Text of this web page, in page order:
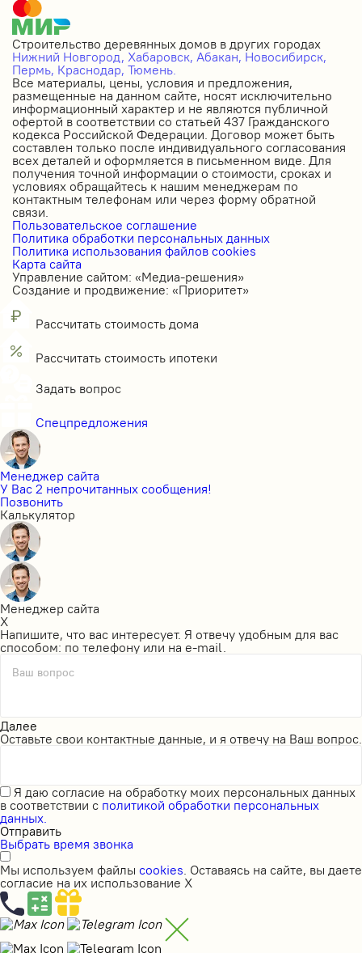
Строительство деревянных домов в других городах
Нижний Новгород, Хабаровск, Абакан, Новосибирск,
Пермь, Краснодар, Тюмень.
Все материалы, цены, условия и предложения,
размещенные на данном сайте, носят исключительно
информационный характер и не являются публичной
офертой в соответствии со статьей 437 Гражданского
кодекса Российской Федерации. Договор может быть
составлен только после индивидуального согласования
всех деталей и оформляется в письменном виде. Для
получения точной информации о стоимости, сроках и
условиях обращайтесь к нашим менеджерам по
контактным телефонам или через форму обратной
связи.
Пользовательское соглашение
Политика обработки персональных данных
Политика использования файлов cookies
Карта сайта
Управление сайтом: «Медиа-решения»
Создание и продвижение: «Приоритет»
Рассчитать стоимость дома
Рассчитать стоимость ипотеки
Задать вопрос
Спецпредложения
Менеджер сайта
У Вас 2 непрочитанных сообщения!
Позвонить
Калькулятор
Менеджер сайта
X
Напишите, что вас интересует. Я отвечу удобным для вас
способом: по телефону или на e-mail.
Ваш вопрос
Далее
Оставьте свои контактные данные, и я отвечу на Ваш вопрос.
Я даю согласие на обработку моих персональных данных
в соответствии с политикой обработки персональных
данных.
Отправить
Выбрать время звонка
Мы используем файлы cookies . Оставаясь на сайте, вы даете
согласие на их использование X